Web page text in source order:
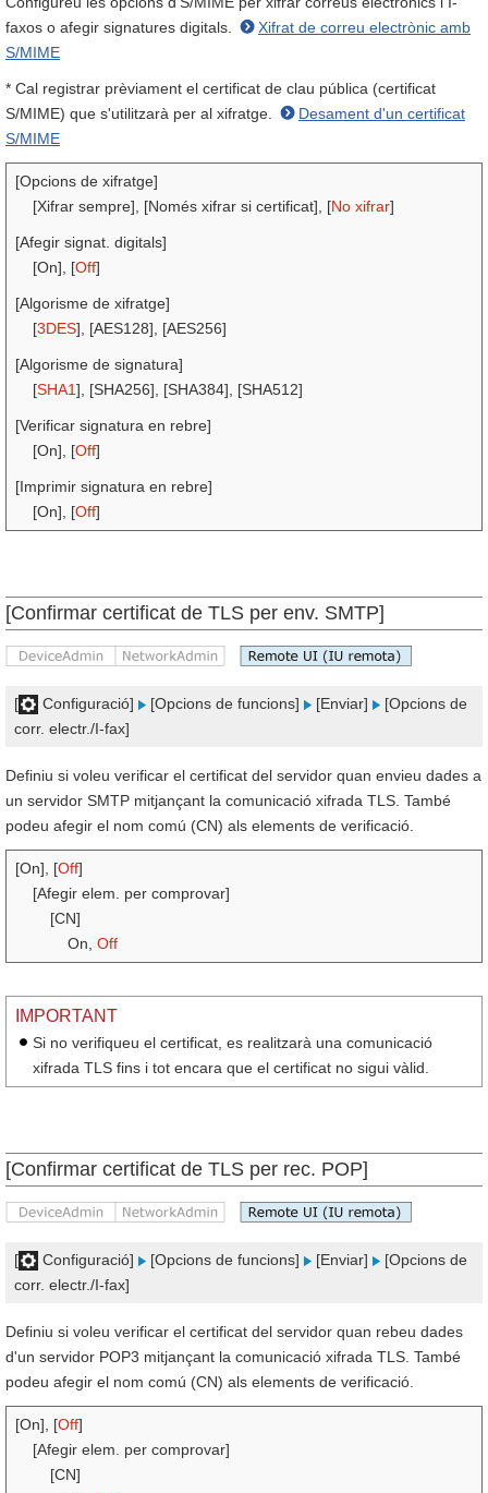
faxos o afegir signatures digitals.
Xifrat de correu electrònic amb
S/MIME
* Cal registrar prèviament el certificat de clau pública (certificat
S/MIME) que s'utilitzarà per al xifratge.
Desament d'un certificat
S/MIME
[Opcions de xifratge]
[Xifrar sempre], [Només xifrar si certificat], [No xifrar]
[Afegir signat. digitals]
[On], [Off]
[Algorisme de xifratge]
[3DES], [AES128], [AES256]
[Algorisme de signatura]
[SHA1], [SHA256], [SHA384], [SHA512]
[Verificar signatura en rebre]
[On], [Off]
[Imprimir signatura en rebre]
[On], [Off]
[Confirmar certificat de TLS per env. SMTP]
[ Configuració] [Opcions de funcions] [Enviar]
[Opcions de
corr. electr./I-fax]
Definiu si voleu verificar el certificat del servidor quan envieu dades a
un servidor SMTP mitjançant la comunicació xifrada TLS. També
podeu afegir el nom comú (CN) als elements de verificació.
[On], [Off]
[Afegir elem. per comprovar]
[CN]
On, Off
IMPORTANT
Si no verifiqueu el certificat, es realitzarà una comunicació
xifrada TLS fins i tot encara que el certificat no sigui vàlid.
[Confirmar certificat de TLS per rec. POP]
[ Configuració] [Opcions de funcions] [Enviar]
[Opcions de
corr. electr./I-fax]
Definiu si voleu verificar el certificat del servidor quan rebeu dades
d'un servidor POP3 mitjançant la comunicació xifrada TLS. També
podeu afegir el nom comú (CN) als elements de verificació.
[On], [Off]
[Afegir elem. per comprovar]
[CN]